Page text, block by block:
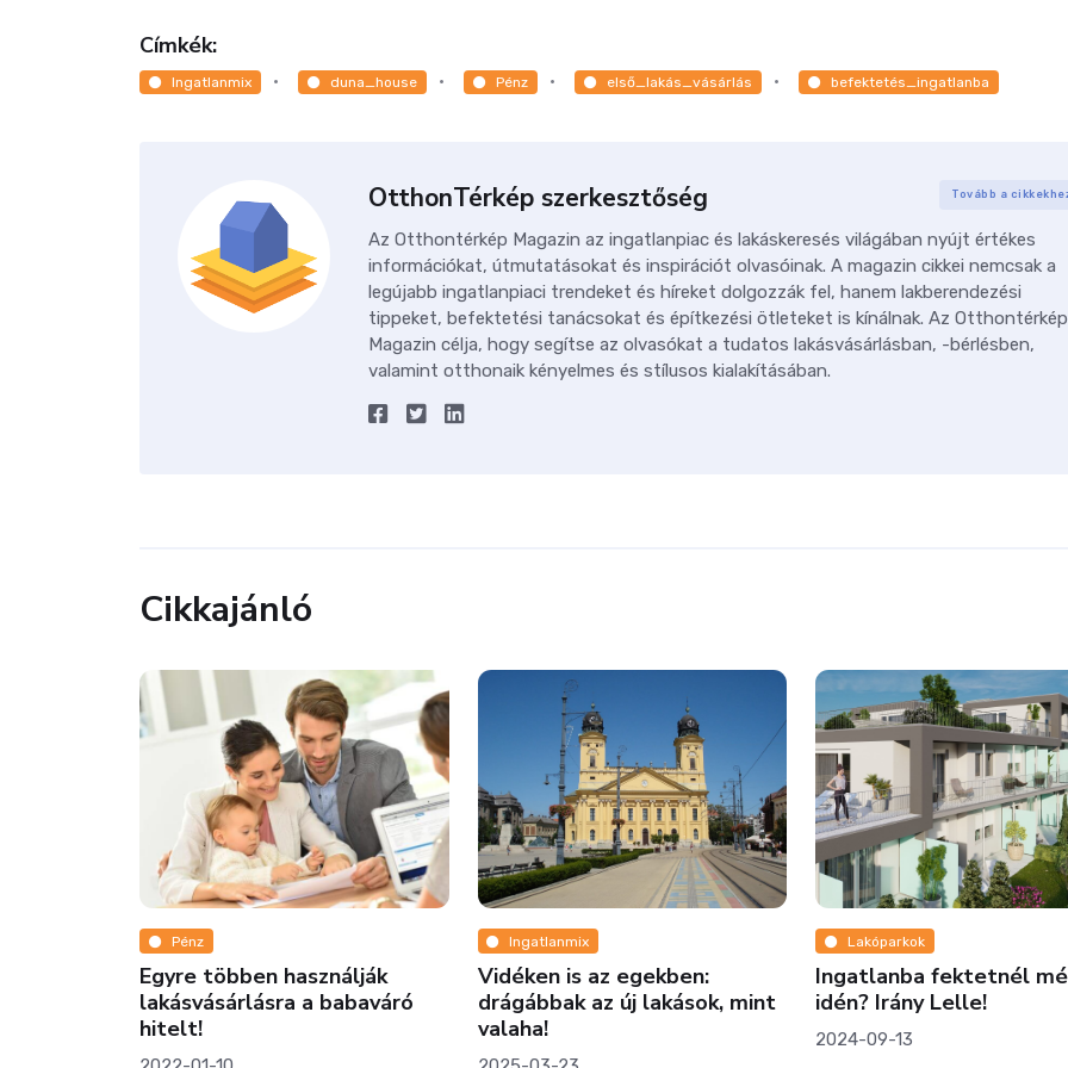
Címkék:
Ingatlanmix duna_house Pénz első_lakás_vásárlás befektetés_ingatlanba
OtthonTérkép szerkesztőség Tovább a
Az Otthontérkép Magazin az ingatlanpiac és lakáskeresés világában nyújt értékes
információkat, útmutatásokat és inspirációt olvasóinak. A magazin cikkei nemcsak a
legújabb ingatlanpiaci trendeket és híreket dolgozzák fel, hanem lakberendezési
tippeket, befektetési tanácsokat és építkezési ötleteket is kínálnak. Az Otthontérkép
Magazin célja, hogy segítse az olvasókat a tudatos lakásvásárlásban, -bérlésben,
valamint otthonaik kényelmes és stílusos kialakításában.
Cikkajánló
Pénz
Egyre többen használják
lakásvásárlásra a babaváró
hitelt!
Ingatlanmix
Vidéken is az egekben:
drágábbak az új lakások, mint
valaha!
Lakóparkok
Ingatlanba fektetnél
idén? Irány Lelle!
2024-09-13